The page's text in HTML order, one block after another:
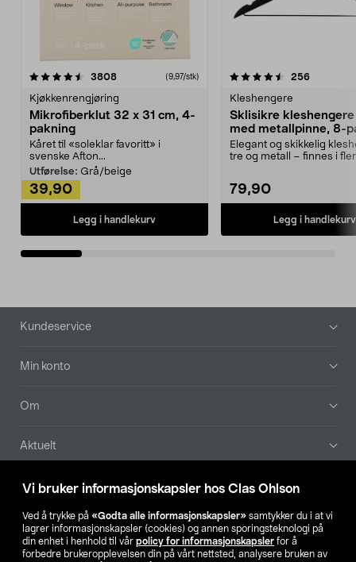
Vi bruker informasjonskapsler hos Clas Ohlson
Ved å trykke på «Godta alle informasjonskapsler» samtykker du i at vi
lagrer informasjonskapsler (cookies) og annen sporingsteknologi på
din enhet i henhold til vår policy for informasjonskapsler for å
forbedre brukeropplevelsen din på vårt nettsted, analysere bruken av
3808anmeldelser(9,97/stk)
Kjøkkenrengjøring
Mikrofiberklut 32 x 31 cm, 4-
pakning
Kåret til «soleklar favoritt» i
svenske Afton...
Utførelse: Grå/beige
39,90
Legg i handlekurv
4.5av 5 stjerner 256
Kleshengere
Sklisikre
med metallpinne, 8-
Elegant og skikkelig
tre og metall – finnes i
79,90
Legg i handlekurv
4.5av 5 stjerner
Bunntekst
Kundeservice
Min konto
Om
Aktuelt
Våre selskaper
Finn din butikk